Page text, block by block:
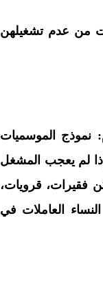
من عدم تشغيلهن
نموذج الموسميات
لم يعجب المشغل
فقيرات، قرويات،
العاملات في